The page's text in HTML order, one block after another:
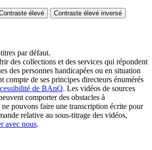
élevé Contraste élevé inversé
par défaut.
des collections et des services qui répondent
des personnes handicapées ou en situation
compte de ses principes directeurs énumérés
de BAnQ. Les vidéos de sources
comporter des obstacles à
ne pouvons faire une transcription écrite pour
relative au sous-titrage des vidéos,
avec nous.